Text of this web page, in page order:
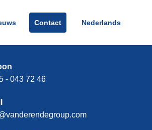
Contact Nederlands
- 043 72 46